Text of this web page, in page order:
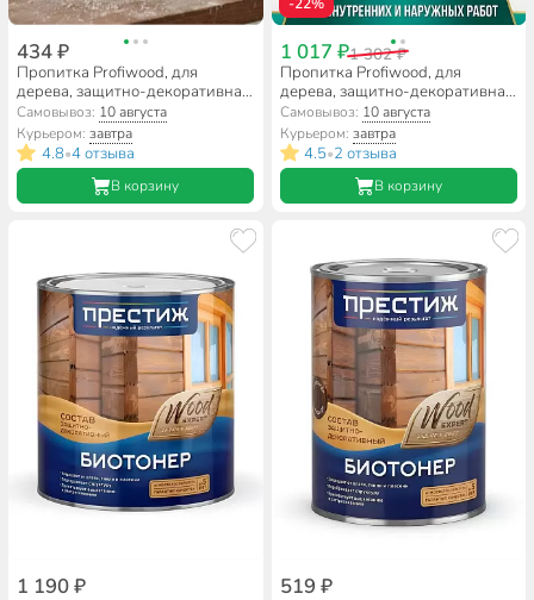
434 ₽
Пропитка Profiwood, для
дерева, защитно-декоративная,
сосна, 0.7 кг
Самовывоз: 10 августа
Курьером:завтра
4.8•4 отзыва
В корзину
1 017 ₽1 302 ₽
Пропитка Profiwood, для
дерева, защитно-декоративная,
калужница, 2.3 кг
Самовывоз: 10 августа
Курьером: завтра
4.5•2 отзыва
В корзину
1 190 ₽ 519 ₽